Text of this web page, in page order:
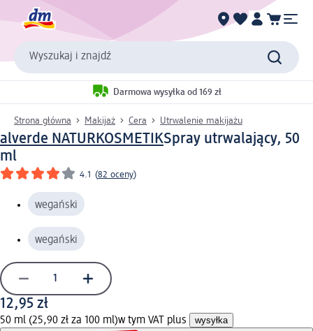
Wyszukaj i znajdź
Darmowa wysyłka od 169 zł
Strona główna Makijaż Cera Utrwalenie makijażu
alverde NATURKOSMETIKSpray utrwalający, 50
ml
4.1 (82 oceny)
wegański
wegański
12,95 zł
50 ml (25,90 zł za 100 ml)w tym VAT plus wysyłka